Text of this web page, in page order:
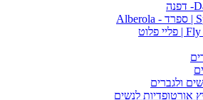
ולגברים
אורטופדיות לנשים